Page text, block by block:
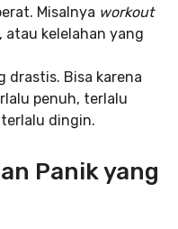
Misalnya workout
kelelahan yang
drastis. Bisa karena
penuh, terlalu
dingin.
Panik yang